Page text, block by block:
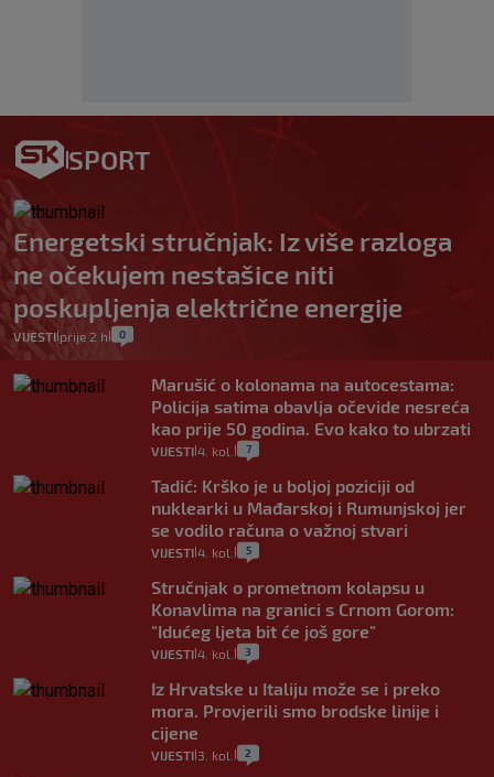
SPORT
Energetski stručnjak: Iz više razloga
ne očekujem nestašice niti
poskupljenja električne energije
VIJESTI| prije 2 h 0
Marušić o kolonama na autocestama:
Policija satima obavlja očevide nesreća
kao prije 50 godina. Evo kako to ubrzati
VIJESTI 4. kol. 7
Tadić: Krško je u boljoj poziciji od
nuklearki u Mađarskoj i Rumunjskoj jer
se vodilo računa o važnoj stvari
VIJESTI 4. kol. 5
Stručnjak o prometnom kolapsu u
Konavlima na granici s Crnom Gorom:
"Idućeg ljeta bit će još gore"
VIJESTI 4. kol. 3
Iz Hrvatske u Italiju može se i preko
mora. Provjerili smo brodske linije i
cijene
VIJESTI 3. kol. 2